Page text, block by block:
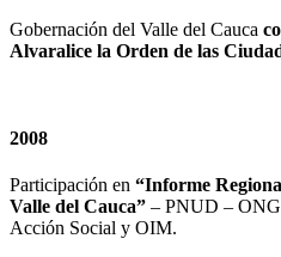
Gobernación del Valle del Cauca
Alvaralice la Orden de las
2008
Participación en “Informe
Valle del Cauca” – PNUD –
Acción Social y OIM.